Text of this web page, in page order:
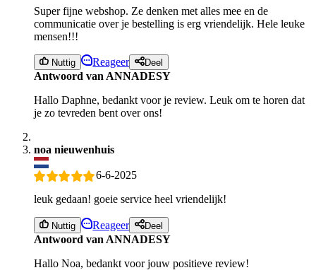
Super fijne webshop. Ze denken met alles mee en de
communicatie over je bestelling is erg vriendelijk. Hele leuke
mensen!!!
Nuttig Reageer Deel
Antwoord van ANNADESY
Hallo Daphne, bedankt voor je review. Leuk om te horen dat
je zo tevreden bent over ons!
noa nieuwenhuis
6-6-2025
leuk gedaan! goeie service heel vriendelijk!
Nuttig Reageer Deel
Antwoord van ANNADESY
Hallo Noa, bedankt voor jouw positieve review!